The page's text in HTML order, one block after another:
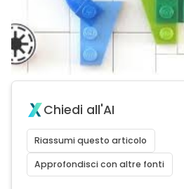
Chiedi all'AI
Riassumi questo articolo
Approfondisci con altre fonti